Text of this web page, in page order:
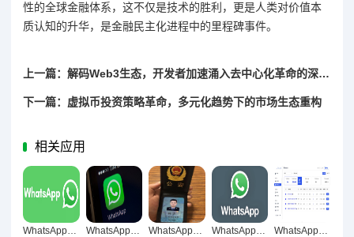
性的全球金融体系，这不仅是技术的胜利，更是人类对价值本
质认知的升华，是金融民主化进程中的里程碑事件。
上一篇：解码Web3生态，开发者加速涌入去中心化革命的深层密码
下一篇：虚拟币投资策略革命，多元化趋势下的市场生态重构
相关应用
WhatsApp网页版群组互动与资料共享功能深度解析，跨平台协作新范式重构 WhatsApp网页版语音视频服务稳定流畅的深层技术解析与体验优化 WhatsApp网页版，跨境教育交流的革新桥梁 WhatsApp网页版助力企业远程团队打造无障碍沟通新范式 WhatsApp网页版，自然舒适跨境交流新体验